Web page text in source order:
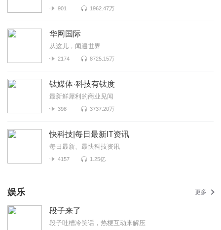
901 1962.47万
华网国际
从这儿，闻遍世界
2174 8725.15万
钛媒体·科技有钛度
最新鲜犀利的商业见闻
398 3737.20万
快科技|每日最新IT资讯
每日最新、最快科技资讯
4157 1.25亿
娱乐 更多
段子来了
段子吐槽冷笑话，热梗互动来解压